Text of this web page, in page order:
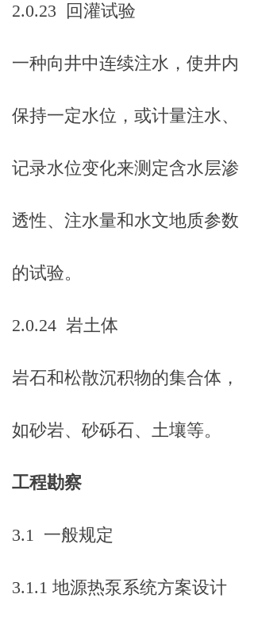
2.0.23 回灌试验
一种向井中连续注水，使井内
保持一定水位，或计量注水、
记录水位变化来测定含水层渗
透性、注水量和水文地质参数
的试验。
2.0.24 岩土体
岩石和松散沉积物的集合体，
如砂岩、砂砾石、土壤等。
工程勘察
3.1 一般规定
3.1.1 地源热泵系统方案设计